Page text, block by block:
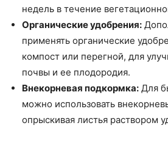
недель в течение
Органические удобрения:
применять органические
компост или перегной, для
почвы и ее плодородия.
Внекорневая подкормка: Для
можно использовать
опрыскивая листья раствором